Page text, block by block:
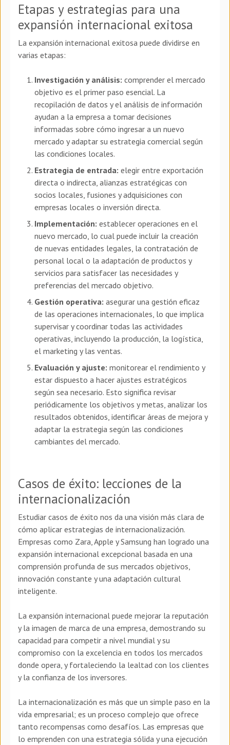
Etapas y estrategias para una
expansión internacional exitosa
La expansión internacional exitosa puede dividirse en
varias etapas:
Investigación y análisis: comprender el mercado
objetivo es el primer paso esencial. La
recopilación de datos y el análisis de información
ayudan a la empresa a tomar decisiones
informadas sobre cómo ingresar a un nuevo
mercado y adaptar su estrategia comercial según
las condiciones locales.
Estrategia de entrada: elegir entre exportación
directa o indirecta, alianzas estratégicas con
socios locales, fusiones y adquisiciones con
empresas locales o inversión directa.
Implementación: establecer operaciones en el
nuevo mercado, lo cual puede incluir la creación
de nuevas entidades legales, la contratación de
personal local o la adaptación de productos y
servicios para satisfacer las necesidades y
preferencias del mercado objetivo.
Gestión operativa: asegurar una gestión eficaz
de las operaciones internacionales, lo que implica
supervisar y coordinar todas las actividades
operativas, incluyendo la producción, la logística,
el marketing y las ventas.
Evaluación y ajuste: monitorear el rendimiento y
estar dispuesto a hacer ajustes estratégicos
según sea necesario. Esto significa revisar
periódicamente los objetivos y metas, analizar los
resultados obtenidos, identificar áreas de mejora y
adaptar la estrategia según las condiciones
cambiantes del mercado.
Casos de éxito: lecciones de la
internacionalización
Estudiar casos de éxito nos da una visión más clara de
cómo aplicar estrategias de internacionalización.
Empresas como Zara, Apple y Samsung han logrado una
expansión internacional excepcional basada en una
comprensión profunda de sus mercados objetivos,
innovación constante y una adaptación cultural
inteligente.
La expansión internacional puede mejorar la reputación
y la imagen de marca de una empresa, demostrando su
capacidad para competir a nivel mundial y su
compromiso con la excelencia en todos los mercados
donde opera, y fortaleciendo la lealtad con los clientes
y la confianza de los inversores.
La internacionalización es más que un simple paso en la
vida empresarial; es un proceso complejo que ofrece
tanto recompensas como desafíos. Las empresas que
lo emprenden con una estrategia sólida y una ejecución